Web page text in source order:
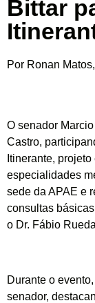
Bittar
Por Ronan
O senador
Castro,
Itinerante,
especialidades
sede da APAE e
consultas
o Dr. Fábio
Durante o
senador,